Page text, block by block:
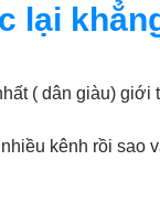
thông báo
lại
( dân giàu)
kênh rồi sao